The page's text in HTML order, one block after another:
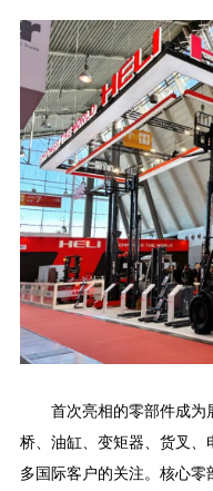
首次亮相的零部件成为
桥、油缸、变矩器、货叉
多国际客户的关注。核心零